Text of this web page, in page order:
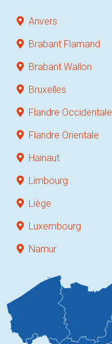
Anvers
Brabant Flamand
Brabant Wallon
Bruxelles
Flandre Occidentale
Flandre Orientale
Hainaut
Limbourg
Liège
Luxembourg
Namur